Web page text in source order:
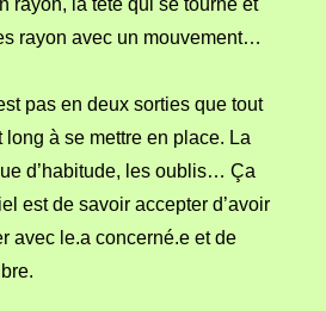
rayon, la tête qui se tourne et
rayon avec un mouvement…
pas en deux sorties que tout
long à se mettre en place. La
d’habitude, les oublis… Ça
est de savoir accepter d’avoir
avec le.a concerné.e et de